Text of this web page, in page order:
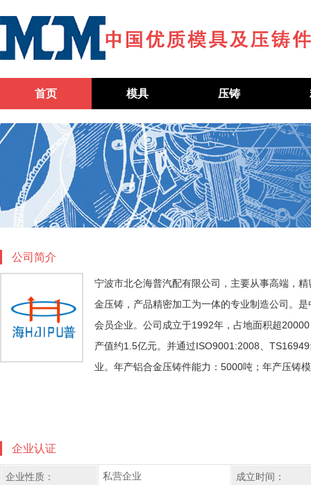
首页 模具 压铸
公司简介
宁波市北仑海普汽配有限公司，主要从事高端，
金压铸，产品精密加工为一体的专业制造公司。
会员企业。公司成立于1992年，占地面积超
产值约1.5亿元。并通过ISO9001:2008、
业。年产铝合金压铸件能力：5000吨；年产压铸
企业认证
企业性质： 私营企业 成立时间：